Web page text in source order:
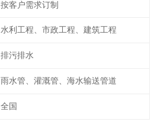
按客户需求订制
水利工程、市政工程、建筑工程
排污排水
雨水管、灌溉管、海水输送管道
全国